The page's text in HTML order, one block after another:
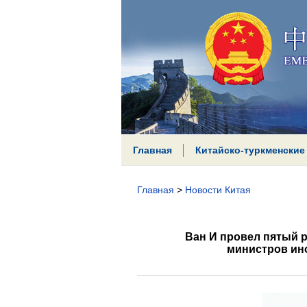
Главная Китайско-
Главная > Новости Китая
Ван И провел пятый
министров